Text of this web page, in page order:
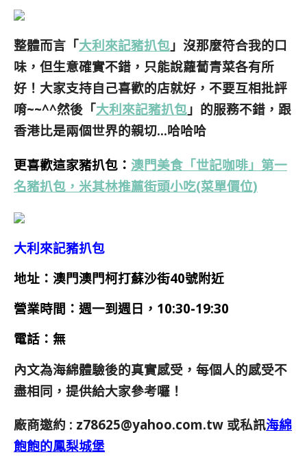
整體而言「大利來記豬扒包 」沒那麼符合我的口
味，但生意確實不錯，只能說蘿蔔青菜各有所
好！大家支持自己喜歡的店就好，不要互相批評
唷~~^^然後「大利來記豬扒包 」的服務不錯，跟
香港比是兩個世界的親切…哈哈哈
更喜歡這家豬扒包： 澳門美食「世記咖啡」第一
名豬扒包，米其林推薦街頭小吃(菜單價位)
大利來記豬扒包
地址：澳門澳門柯打蘇沙街40號附近
營業時間：週一到週日，10:30-19:30
電話：無
內文為海綿體驗後的真實感受，每個人的感受不
盡相同，提供給大家參考囉！
廠商邀約 : z78625@yahoo.com.tw 或私訊海綿
飽飽的鳳梨城堡